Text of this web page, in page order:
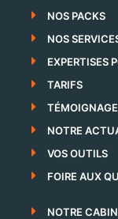
NOS PACKS
NOS
EXPERTISES
TARIFS
NOTRE
VOS OUTILS
FOIRE AUX
NOTRE